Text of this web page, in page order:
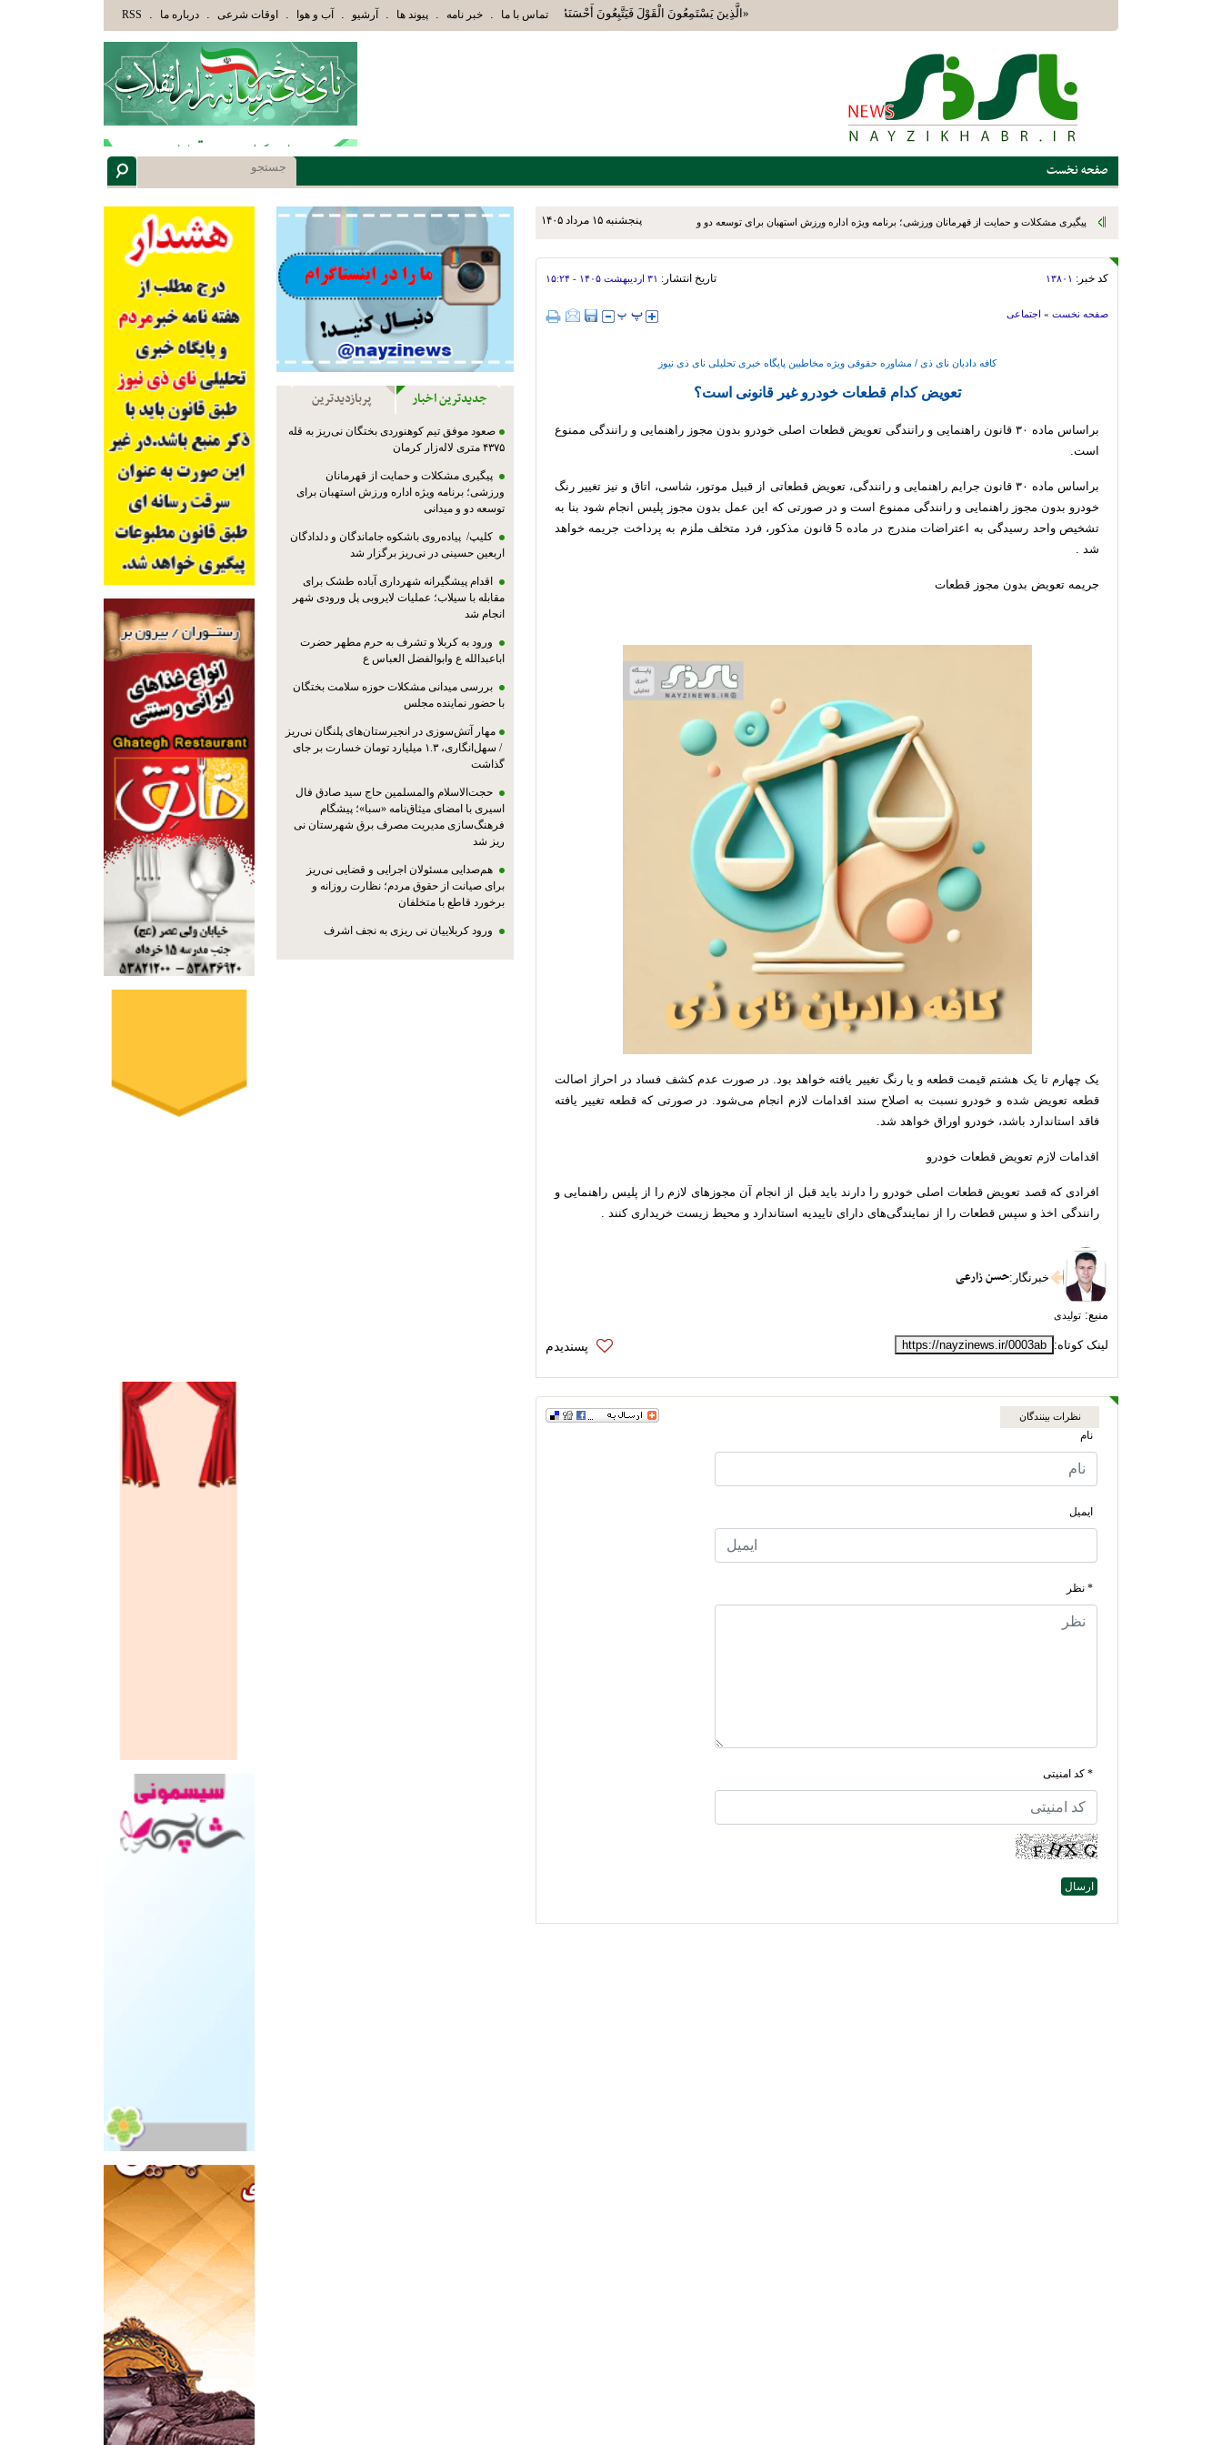
«الَّذِينَ يَسْتَمِعُونَ الْقَوْلَ فَيَتَّبِعُونَ أَحْسَنَهُ أُوْلَئِكَ الَّذِينَ هَدَاهُمُ اللَّهُ وَأُوْلَئِكَ هُمْ أُوْلُوا الْأَلْبَابِ» عاقلان هدایت یافته،حرفها را میشنوند و سپس بهترین را انتخاب
تماس با ما . خبر نامه . پیوند ها . آرشیو . آب و هوا . اوقات شرعی . درباره ما .
RSS
صفحه نخست
پنجشنبه ۱۵ مرداد ۱۴۰۵ پیگیری مشکلات و حمایت از قهرمانان ورزشی؛ برنامه ویژه اداره ورزش استهبان برای توسعه دو و
کد خبر: ۱۳۸۰۱ تاریخ انتشار: ۳۱ ارديبهشت ۱۴۰۵ - ۱۵:۲۴
صفحه نخست » اجتماعی
کافه دادبان نای ذی / مشاوره حقوقی ویژه مخاطبین پایگاه خبری تحلیلی نای ذی نیوز
تعویض کدام قطعات خودرو غیر قانونی است؟
براساس ماده ۳۰ قانون راهنمایی و رانندگی تعویض قطعات اصلی خودرو بدون مجوز راهنمایی و رانندگی ممنوع
است.
براساس ماده ۳۰ قانون جرایم راهنمایی و رانندگی، تعویض قطعاتی از قبیل موتور، شاسی، اتاق و نیز تغییر رنگ
خودرو بدون مجوز راهنمایی و رانندگی ممنوع است و در صورتی که این عمل بدون مجوز پلیس انجام شود بنا به
تشخیص واحد رسیدگی به اعتراضات مندرج در ماده 5 قانون مذکور، فرد متخلف ملزم به پرداخت جریمه خواهد
شد .
جریمه تعویض بدون مجوز قطعات
یک چهارم تا یک هشتم قیمت قطعه و یا رنگ تغییر یافته خواهد بود. در صورت عدم کشف فساد در احراز اصالت
قطعه تعویض شده و خودرو نسبت به اصلاح سند اقدامات لازم انجام می‌شود. در صورتی که قطعه تغییر یافته
فاقد استاندارد باشد، خودرو اوراق خواهد شد.
اقدامات لازم تعویض قطعات خودرو
افرادی که قصد تعویض قطعات اصلی خودرو را دارند باید قبل از انجام آن مجوزهای لازم را از پلیس راهنمایی و
رانندگی اخذ و سپس قطعات را از نمایندگی‌های دارای تاییدیه استاندارد و محیط زیست خریداری کنند .
خبرنگار :حسن زارعی
منبع: تولیدی
لینک کوتاه: https://nayzinews.ir/0003ab
نظرات بینندگان
نام
ایمیل
* نظر
* کد امنیتی
جدیدترین اخبار پربازدیدترین
صعود موفق تیم کوهنوردی بختگان نی‌ریز به قله
۴۳۷۵ متری لاله‌زار کرمان
پیگیری مشکلات و حمایت از قهرمانان
ورزشی؛ برنامه ویژه اداره ورزش استهبان برای
توسعه دو و میدانی
کلیپ/ پیاده‌روی باشکوه جاماندگان و دلدادگان
اربعین حسینی در نی‌ریز برگزار شد
اقدام پیشگیرانه شهرداری آباده طشک برای
مقابله با سیلاب؛ عملیات لایروبی پل ورودی شهر
انجام شد
ورود به کربلا و تشرف به حرم مطهر حضرت
اباعبدالله ع وابوالفضل العباس ع
بررسی میدانی مشکلات حوزه سلامت بختگان
با حضور نماینده مجلس
مهار آتش‌سوزی در انجیرستان‌های پلنگان نی‌ریز
/ سهل‌انگاری، ۱.۳ میلیارد تومان خسارت بر جای
گذاشت
حجت‌الاسلام والمسلمین حاج سید صادق فال
اسیری با امضای میثاق‌نامه «سبا»؛ پیشگام
فرهنگ‌سازی مدیریت مصرف برق شهرستان نی
ریز شد
هم‌صدایی مسئولان اجرایی و قضایی نی‌ریز
برای صیانت از حقوق مردم؛ نظارت روزانه و
برخورد قاطع با متخلفان
ورود کربلاییان نی ریزی به نجف اشرف